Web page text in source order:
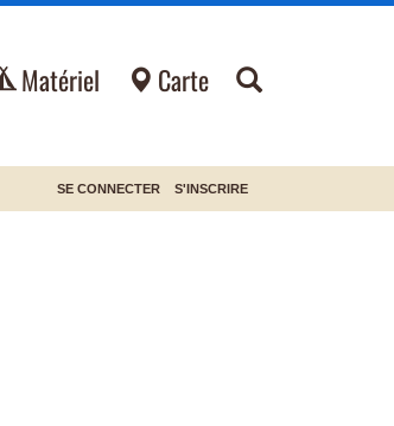
Matériel Carte
SE CONNECTER S'INSCRIRE